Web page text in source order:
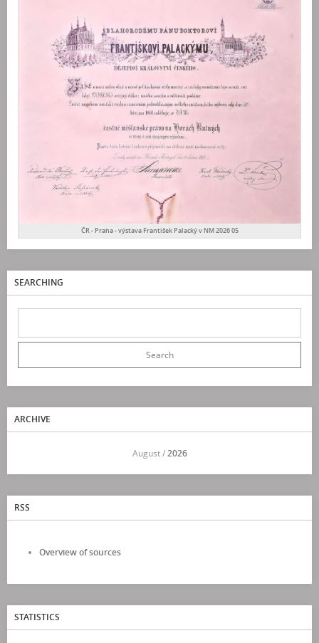
ČR - Praha - výstava František Palacký v NM 2026 05
SEARCHING
ARCHIVE
August /2026
RSS
Overview of sources
STATISTICS